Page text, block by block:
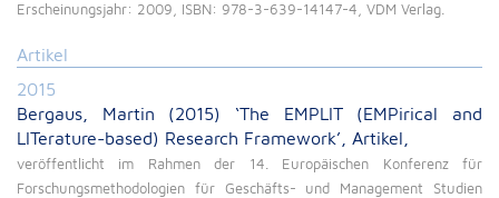
Erscheinungsjahr: 2009, ISBN: 978-3-639-14147-4, VDM Verlag.
Artikel
2015
Bergaus, Martin (2015) ‘The EMPLIT (EMPirical and
LITerature-based) Research Framework’, Artikel,
veröffentlicht im Rahmen der 14. Europäischen Konferenz für
Forschungsmethodologien für Geschäfts- und Management Studien